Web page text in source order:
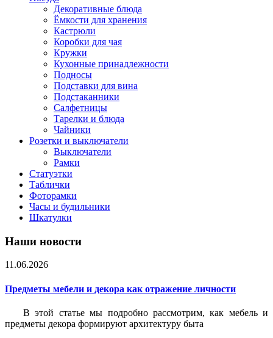
Декоративные блюда
Ёмкости для хранения
Кастрюли
Коробки для чая
Кружки
Кухонные принадлежности
Подносы
Подставки для вина
Подстаканники
Салфетницы
Тарелки и блюда
Чайники
Розетки и выключатели
Выключатели
Рамки
Статуэтки
Таблички
Фоторамки
Часы и будильники
Шкатулки
Наши новости
11.06.2026
Предметы мебели и декора как отражение личности
В этой статье мы подробно рассмотрим, как мебель и
предметы декора формируют архитектуру быта